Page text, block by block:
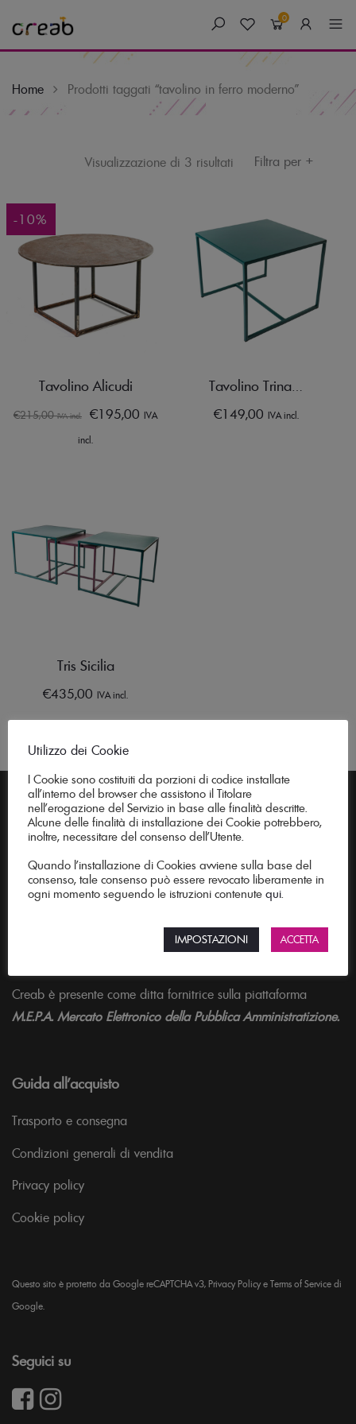
0
Home Prodotti taggati “tavolino in ferro moderno”
content
Filtra per +
Visualizzazione di 3 risultati
-10%
Tavolino Alicudi
€215,00 IVA incl. €195,00 IVA
incl.
Tavolino Trinacria
€149,00 IVA incl.
Tris Sicilia
€435,00 IVA incl.
Creab è l'officina delle idee per arredare con stile. Mobili
realizzati su misura per soggiorno, cucina, ufficio e giardino.
uniscono per dar vita a tavoli, tavolini, sedie, sgabelli e
Creab è presente come ditta fornitrice sulla piattaforma
M.E.P.A. Mercato Elettronico della Pubblica Amministratizione.
Guida all’acquisto
Trasporto e consegna
Condizioni generali di vendita
Privacy policy
Cookie policy
Questo sito è protetto da Google reCAPTCHA v3, Privacy Policye Terms of Service di
Google.
Seguici su
Utilizzo dei Cookie
I Cookie sono costituiti da porzioni di codice installate
all’interno del browser che assistono il Titolare
nell’erogazione del Servizio in base alle finalità descritte.
Alcune delle finalità di installazione dei Cookie potrebbero,
inoltre, necessitare del consenso dell’Utente.
Quando l’installazione di Cookies avviene sulla base del
consenso, tale consenso può essere revocato liberamente in
ogni momento seguendo le istruzioni contenute qui.
IMPOSTAZIONI ACCETTA